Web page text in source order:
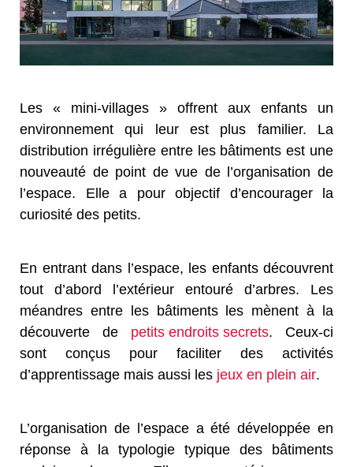
Les « mini-villages » offrent aux enfants un
environnement qui leur est plus familier. La
distribution irrégulière entre les bâtiments est une
nouveauté de point de vue de l’organisation de
l’espace. Elle a pour objectif d’encourager la
curiosité des petits.
En entrant dans l’espace, les enfants découvrent
tout d’abord l’extérieur entouré d’arbres. Les
méandres entre les bâtiments les mènent à la
découverte de petits endroits secrets. Ceux-ci
sont conçus pour faciliter des activités
d’apprentissage mais aussi les jeux en plein air.
L’organisation de l’espace a été développée en
réponse à la typologie typique des bâtiments